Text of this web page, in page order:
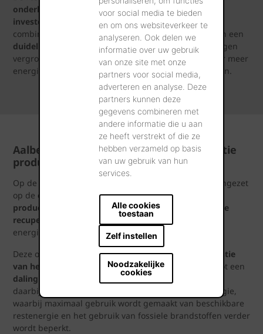
voor social media te bieden
en om ons websiteverkeer te
analyseren. Ook delen we
informatie over uw gebruik
van onze site met onze
partners voor social media,
adverteren en analyse. Deze
partners kunnen deze
gegevens combineren met
andere informatie die u aan
ze heeft verstrekt of die ze
hebben verzameld op basis
van uw gebruik van hun
services.
Alle cookies
toestaan
Zelf instellen
Noodzakelijke
cookies
onderbouwde basis voor toekomstige
investeringsbeslissingen en actieplannen. Door de
combinatie van
externe expertise, overheidssteun
en een
duidelijke focus op langetermijnverduurzaming
dragen
vergroeningsscans bij aan een gerichte transitie naar meer
energie‑efficiënte en koolstofarme productieprocessen.
Aalbeke: optimalisatie warmterecuperatie
productielijn ST4
Op de site Pottelberg (Aalbeke) werd in 2025 verder ingezet
op de optimalisatie van de warmterecuperatie op
productielijn ST4
ovenrestwarmte efficiënter te
recupereren en in te zetten in de drogerij
energieverbruik verder worden teruggedrongen.
Deze optimalisatie
verhoogt de energetische efficiëntie
van het volledige productieprocesen leidt tegelijk tot een
daling van de CO₂‑uitstoot . Warmterecuperatie blijft
daarbij een essentiële pijler binnen de energiestrategie,
waarbij maximaal gebruik wordt gemaakt van beschikbare
restenergie en het gebruik van fossiele brandstoffen verder
wordt beperkt.